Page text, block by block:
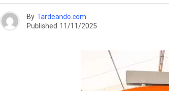
By Tardeando.com
Published 11/11/2025